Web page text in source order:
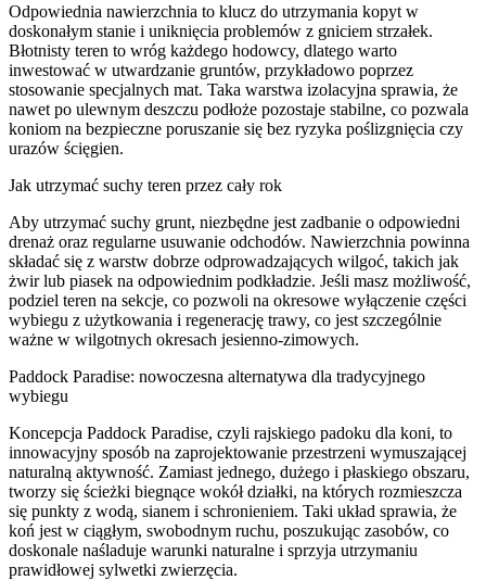
Odpowiednia nawierzchnia to klucz do utrzymania kopyt w
doskonałym stanie i uniknięcia problemów z gniciem strzałek.
Błotnisty teren to wróg każdego hodowcy, dlatego warto
inwestować w utwardzanie gruntów, przykładowo poprzez
stosowanie specjalnych mat. Taka warstwa izolacyjna sprawia, że
nawet po ulewnym deszczu podłoże pozostaje stabilne, co pozwala
koniom na bezpieczne poruszanie się bez ryzyka poślizgnięcia czy
urazów ścięgien.
Jak utrzymać suchy teren przez cały rok
Aby utrzymać suchy grunt, niezbędne jest zadbanie o odpowiedni
drenaż oraz regularne usuwanie odchodów. Nawierzchnia powinna
składać się z warstw dobrze odprowadzających wilgoć, takich jak
żwir lub piasek na odpowiednim podkładzie. Jeśli masz możliwość,
podziel teren na sekcje, co pozwoli na okresowe wyłączenie części
wybiegu z użytkowania i regenerację trawy, co jest szczególnie
ważne w wilgotnych okresach jesienno-zimowych.
Paddock Paradise: nowoczesna alternatywa dla tradycyjnego
wybiegu
Koncepcja Paddock Paradise, czyli rajskiego padoku dla koni, to
innowacyjny sposób na zaprojektowanie przestrzeni wymuszającej
naturalną aktywność. Zamiast jednego, dużego i płaskiego obszaru,
tworzy się ścieżki biegnące wokół działki, na których rozmieszcza
się punkty z wodą, sianem i schronieniem. Taki układ sprawia, że
koń jest w ciągłym, swobodnym ruchu, poszukując zasobów, co
doskonale naśladuje warunki naturalne i sprzyja utrzymaniu
prawidłowej sylwetki zwierzęcia.